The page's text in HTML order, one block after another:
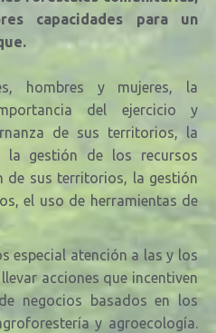
capacidades para un
hombres y mujeres, la
del ejercicio y
de sus territorios, la
la gestión de los recursos
de sus territorios, la gestión
el uso de herramientas de
especial atención a las y los
acciones que incentiven
negocios basados en los
y agroecología.